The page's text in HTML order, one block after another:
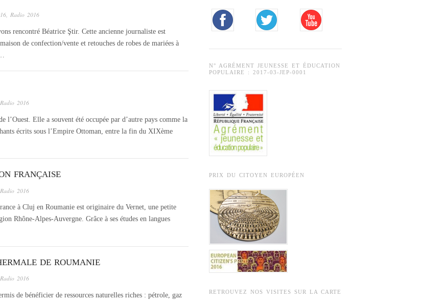
, Radio 2016
rencontré Béatrice Ştir. Cette ancienne journaliste est
de confection/vente et retouches de robes de mariées à
Radio 2016
l’Ouest. Elle a souvent été occupée par d’autre pays comme la
écrits sous l’Empire Ottoman, entre la fin du XIXème
FRANÇAISE
Radio 2016
à Cluj en Roumanie est originaire du Vernet, une petite
Rhône-Alpes-Auvergne. Grâce à ses études en langues
DE ROUMANIE
Radio 2016
de bénéficier de ressources naturelles riches : pétrole, gaz
N° AGRÉMENT JEUNESSE ET ÉDUCATION
POPULAIRE : 2017-03-JEP-0001
PRIX DU CITOYEN EUROPÉEN
RETROUVEZ NOS VISITES SUR LA CARTE